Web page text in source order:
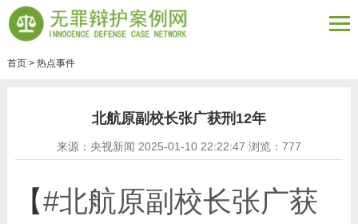
首页> 热点事件
北航原副校长张广获刑12年
来源：央视新闻 2025-01-10 22:22:47 浏览： 777
【#北航原副校长张广获